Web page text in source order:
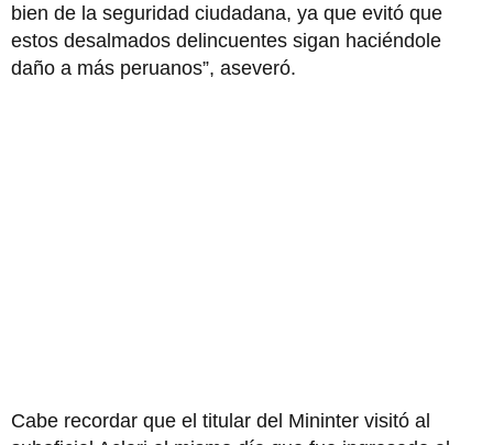
bien de la seguridad ciudadana, ya que evitó que
estos desalmados delincuentes sigan haciéndole
daño a más peruanos”, aseveró.
Cabe recordar que el titular del Mininter visitó al